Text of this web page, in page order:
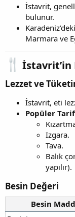
İstavrit,
bulunur.
Marmara ve
Lezzet ve
İstavrit, eti
Popüler
Izgara.
Tava.
Balık
yapılır).
Besin Değeri
Besin